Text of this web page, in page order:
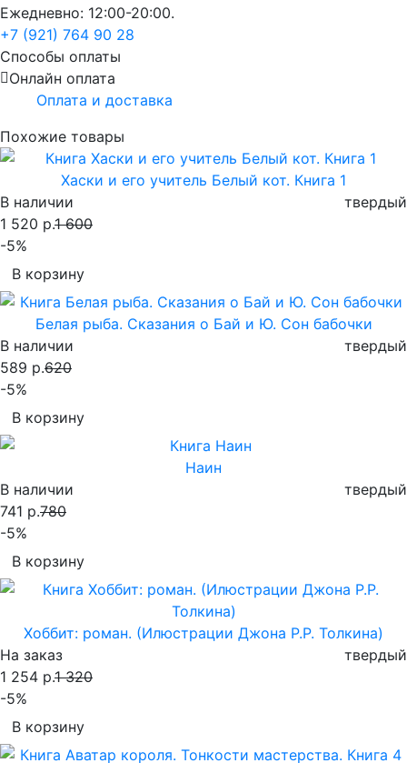
Ежедневно: 12:00-20:00.
+7 (921) 764 90 28
Способы оплаты
Онлайн оплата
Оплата и доставка
Похожие товары
Хаски и его учитель Белый кот. Книга 1
В наличии
твердый
1 520 р.1 600
-5%
В корзину
Белая рыба. Сказания о Бай и Ю. Сон бабочки
В наличии
твердый
589 р.620
-5%
В корзину
Наин
В наличии
твердый
741 р.780
-5%
В корзину
Хоббит: роман. (Илюстрации Джона Р.Р. Толкина)
На заказ
твердый
1 254 р.1 320
-5%
В корзину